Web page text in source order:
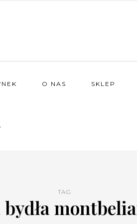
O NAS SKLEP
TAG
bydła